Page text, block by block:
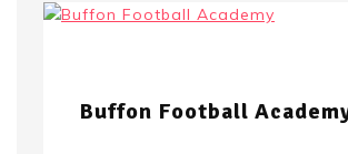
Buffon Football